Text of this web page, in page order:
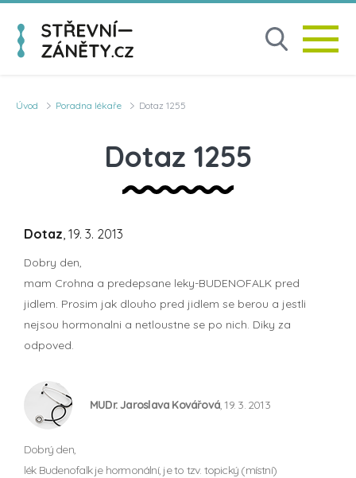
Úvod Poradna lékaře Dotaz 1255
Dotaz 1255
Dotaz, 19. 3. 2013
Dobry den,
mam Crohna a predepsane leky-BUDENOFALK pred
jidlem. Prosim jak dlouho pred jidlem se berou a jestli
nejsou hormonalni a netloustne se po nich. Diky za
odpoved.
MUDr. Jaroslava Kovářová, 19. 3. 2013
Dobrý den,
lék Budenofalk je hormonální, je to tzv. topický (místní)